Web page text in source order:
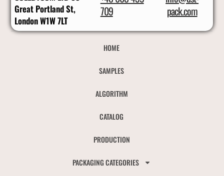
Great Portland St,
London W1W 7LT
709
pack.com
HOME
SAMPLES
ALGORITHM
CATALOG
PRODUCTION
PACKAGING CATEGORIES